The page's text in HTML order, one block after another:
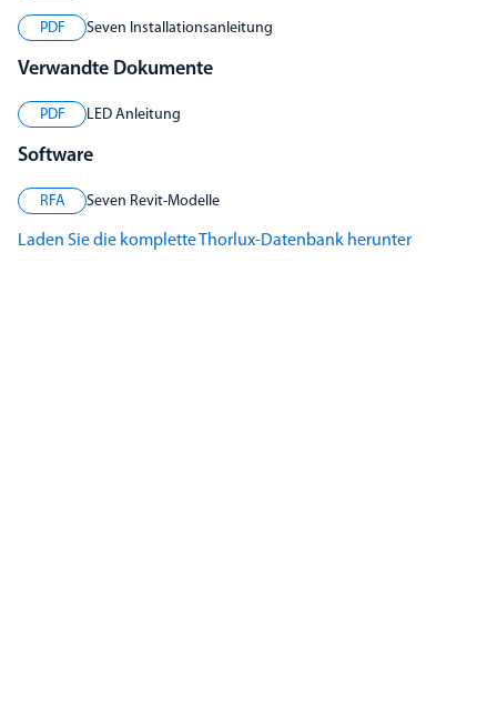
PDF Seven Installationsanleitung
Verwandte Dokumente
PDF LED Anleitung
Software
RFA Seven Revit-Modelle
Laden Sie die komplette Thorlux-Datenbank herunter